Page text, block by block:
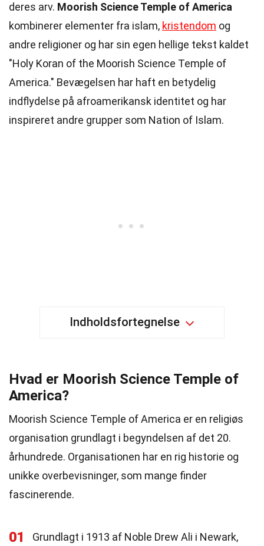
deres arv. Moorish Science Temple of America
kombinerer elementer fra islam, kristendom og
andre religioner og har sin egen hellige tekst kaldet
"Holy Koran of the Moorish Science Temple of
America." Bevægelsen har haft en betydelig
indflydelse på afroamerikansk identitet og har
inspireret andre grupper som Nation of Islam.
Indholdsfortegnelse
Hvad er Moorish Science Temple of
America?
Moorish Science Temple of America er en religiøs
organisation grundlagt i begyndelsen af det 20.
århundrede. Organisationen har en rig historie og
unikke overbevisninger, som mange finder
fascinerende.
01
Grundlagt i 1913 af Noble Drew Ali i Newark,